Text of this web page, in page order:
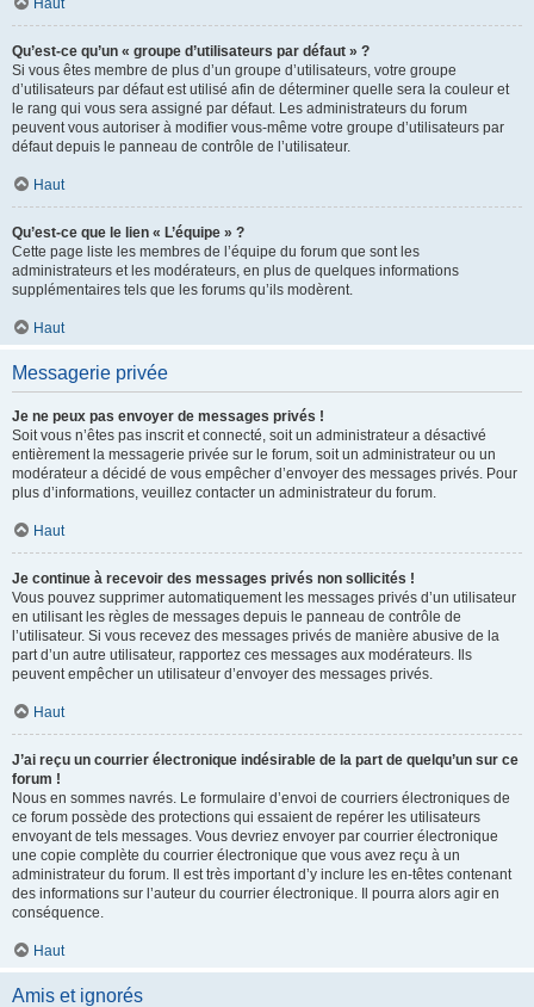
Haut
Qu’est-ce qu’un « groupe d’utilisateurs par défaut » ?
Si vous êtes membre de plus d’un groupe d’utilisateurs, votre groupe
d’utilisateurs par défaut est utilisé afin de déterminer quelle sera la couleur et
le rang qui vous sera assigné par défaut. Les administrateurs du forum
peuvent vous autoriser à modifier vous-même votre groupe d’utilisateurs par
défaut depuis le panneau de contrôle de l’utilisateur.
Haut
Qu’est-ce que le lien « L’équipe » ?
Cette page liste les membres de l’équipe du forum que sont les
administrateurs et les modérateurs, en plus de quelques informations
supplémentaires tels que les forums qu’ils modèrent.
Haut
Messagerie privée
Je ne peux pas envoyer de messages privés !
Soit vous n’êtes pas inscrit et connecté, soit un administrateur a désactivé
entièrement la messagerie privée sur le forum, soit un administrateur ou un
modérateur a décidé de vous empêcher d’envoyer des messages privés. Pour
plus d’informations, veuillez contacter un administrateur du forum.
Haut
Je continue à recevoir des messages privés non sollicités !
Vous pouvez supprimer automatiquement les messages privés d’un utilisateur
en utilisant les règles de messages depuis le panneau de contrôle de
l’utilisateur. Si vous recevez des messages privés de manière abusive de la
part d’un autre utilisateur, rapportez ces messages aux modérateurs. Ils
peuvent empêcher un utilisateur d’envoyer des messages privés.
Haut
J’ai reçu un courrier électronique indésirable de la part de quelqu’un sur ce
forum !
Nous en sommes navrés. Le formulaire d’envoi de courriers électroniques de
ce forum possède des protections qui essaient de repérer les utilisateurs
envoyant de tels messages. Vous devriez envoyer par courrier électronique
une copie complète du courrier électronique que vous avez reçu à un
administrateur du forum. Il est très important d’y inclure les en-têtes contenant
des informations sur l’auteur du courrier électronique. Il pourra alors agir en
conséquence.
Haut
Amis et ignorés